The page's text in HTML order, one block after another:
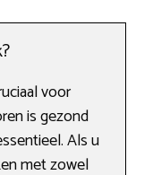
voor
is gezond
Als u
met zowel